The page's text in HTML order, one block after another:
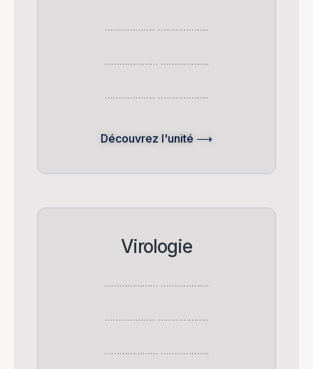
……………….. ………………..
………………… ……………….
……………….. ………………..
Découvrez l'unité ⟶
Virologie
………………… ……………….
……………….. ………………..
………………… ……………….